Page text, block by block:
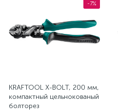
-7%
KRAFTOOL X-BOLT, 200 мм,
компактный цельнокованый
болторез